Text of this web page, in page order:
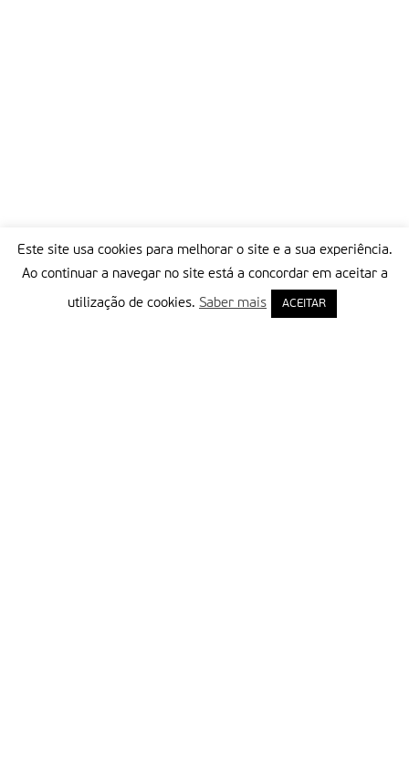
Este site usa cookies para melhorar o site e a sua experiência.
Ao continuar a navegar no site está a concordar em aceitar a
utilização de cookies. Saber mais ACEITAR